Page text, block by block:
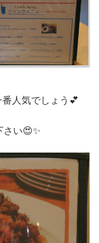
人気でしょう💕
い😍✨